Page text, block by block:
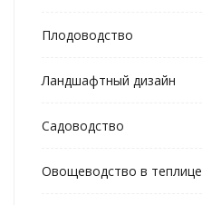
Плодоводство
Ландшафтный дизайн
Садоводство
Овощеводство в теплице